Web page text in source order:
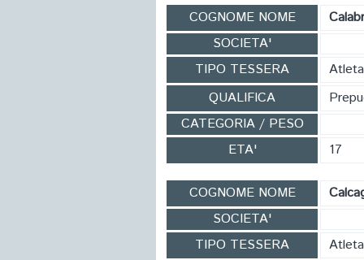
COGNOME NOME
SOCIETA'
TIPO TESSERA
QUALIFICA
CATEGORIA / PESO
ETA'
17
COGNOME NOME
SOCIETA'
TIPO TESSERA